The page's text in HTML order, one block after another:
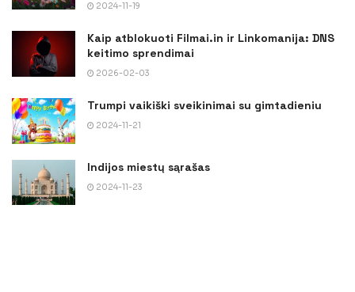
2024-11-19
Kaip atblokuoti Filmai.in ir Linkomanija: DNS
keitimo sprendimai
2026-02-03
Trumpi vaikiški sveikinimai su gimtadieniu
2024-11-21
Indijos miestų sąrašas
2024-11-23